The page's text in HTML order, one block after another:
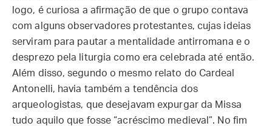
logo, é curiosa a afirmação de que o grupo contava
com alguns observadores protestantes, cujas ideias
serviram para pautar a mentalidade antirromana e o
desprezo pela liturgia como era celebrada até então.
Além disso, segundo o mesmo relato do Cardeal
Antonelli, havia também a tendência dos
arqueologistas, que desejavam expurgar da Missa
tudo aquilo que fosse “acréscimo medieval”. No fim